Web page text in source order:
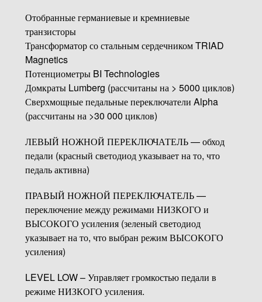
Отобранные германиевые и кремниевые
транзисторы
Трансформатор со стальным сердечником TRIAD
Magnetics
Потенциометры BI Technologies
Домкраты Lumberg (рассчитаны на > 5000 циклов)
Сверхмощные педальные переключатели Alpha
(рассчитаны на >30 000 циклов)
ЛЕВЫЙ НОЖНОЙ ПЕРЕКЛЮЧАТЕЛЬ — обход
педали (красный светодиод указывает на то, что
педаль активна)
ПРАВЫЙ НОЖНОЙ ПЕРЕКЛЮЧАТЕЛЬ —
переключение между режимами НИЗКОГО и
ВЫСОКОГО усиления (зеленый светодиод
указывает на то, что выбран режим ВЫСОКОГО
усиления)
LEVEL LOW – Управляет громкостью педали в
режиме НИЗКОГО усиления.